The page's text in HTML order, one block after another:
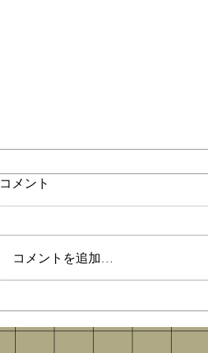
草間彌生
コメント
コメントを追加…